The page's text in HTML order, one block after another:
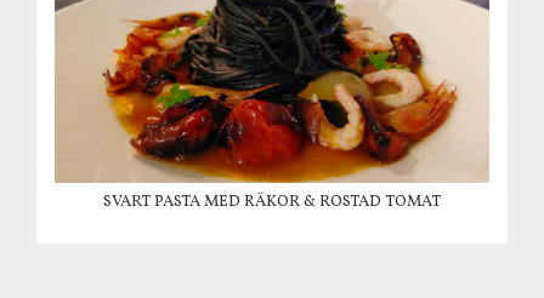
SVART PASTA MED RÄKOR & ROSTAD TOMAT